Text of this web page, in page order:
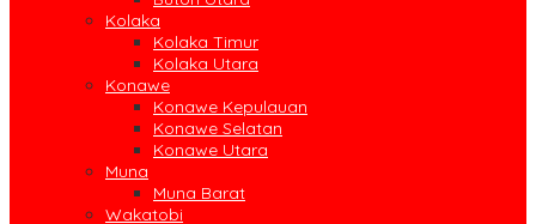
Kolaka
Kolaka Timur
Kolaka Utara
Konawe
Konawe Kepulauan
Konawe Selatan
Konawe Utara
Muna
Muna Barat
Wakatobi